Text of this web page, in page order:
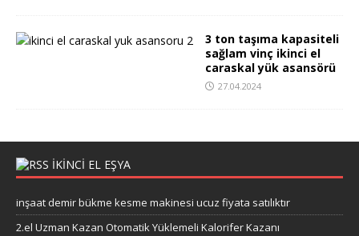
3 ton taşıma kapasiteli
sağlam vinç ikinci el
caraskal yük asansörü
27.04.2024
IKINCI EL EŞYA
inşaat demir bükme kesme makinesi ucuz fiyata satılıktır
2.el Uzman Kazan Otomatik Yüklemeli Kalorifer Kazanı